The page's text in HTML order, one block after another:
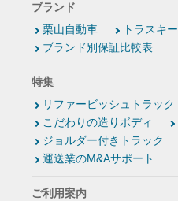
ブランド
栗山自動車
トラスキー
ブランド別保証比較表
特集
リファービッシュトラック
こだわりの造りボディ
ジョルダー付きトラック
運送業のM&Aサポート
ご利用案内